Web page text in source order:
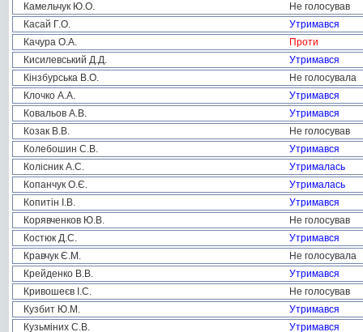
Камельчук Ю.О.
Не голосував
Касай Г.О.
Утримався
Качура О.А.
Проти
Кисилевський Д.Д.
Утримався
Кінзбурська В.О.
Не голосувала
Клочко А.А.
Утримався
Ковальов А.В.
Утримався
Козак В.В.
Не голосував
Колебошин С.В.
Утримався
Колісник А.С.
Утрималась
Копанчук О.Є.
Утрималась
Копитін І.В.
Утримався
Корявченков Ю.В.
Не голосував
Костюк Д.С.
Утримався
Кравчук Є.М.
Не голосувала
Крейденко В.В.
Утримався
Кривошеєв І.С.
Не голосував
Кузбит Ю.М.
Утримався
Кузьміних С.В.
Утримався